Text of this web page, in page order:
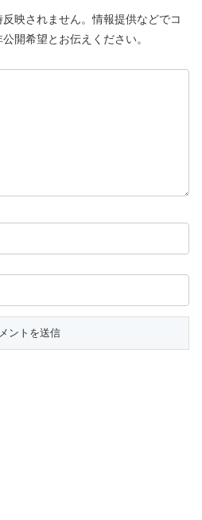
映されません。情報提供などでコ
開希望とお伝えください。